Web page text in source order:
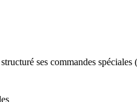
ses commandes